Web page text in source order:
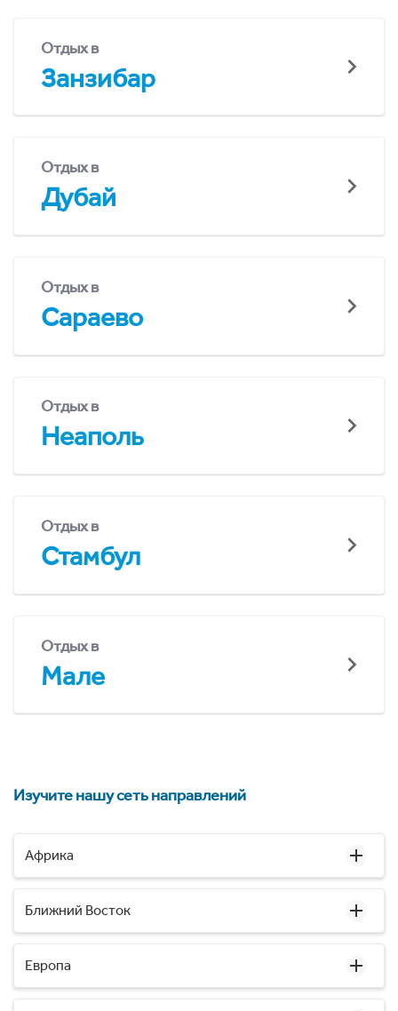
Отдых в
Занзибар
Отдых в
Дубай
Отдых в
Сараево
Отдых в
Неаполь
Отдых в
Стамбул
Отдых в
Мале
Изучите нашу сеть направлений
Африка
Ближний Восток
Европа